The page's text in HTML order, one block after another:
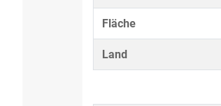
Fläche
Land